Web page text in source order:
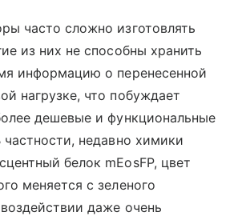
часто сложно изготовлять
из них не способны хранить
информацию о перенесенной
нагрузке, что побуждает
дешевые и функциональные
частности, недавно химики
белок mEosFP, цвет
меняется с зеленого
даже очень